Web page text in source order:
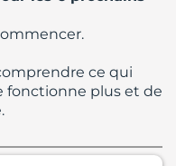
ce qui
fonctionne plus et de